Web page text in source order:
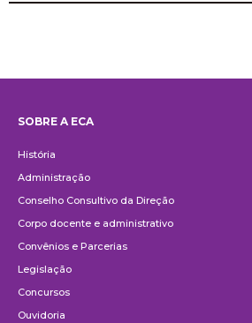
SOBRE A ECA
História
Administração
Conselho Consultivo da Direção
Corpo docente e administrativo
Convênios e Parcerias
Legislação
Concursos
Ouvidoria